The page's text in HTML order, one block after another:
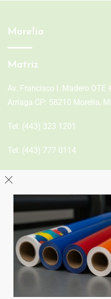
Morelia
Matriz
Av. Francisco I. Madero OTE
Arriaga CP: 58210 Morelia,
Tel: (443) 323 1201
Tel: (443) 777 0114
León
Sucursal
Av del Astillero 129 Centro
Guanajuato